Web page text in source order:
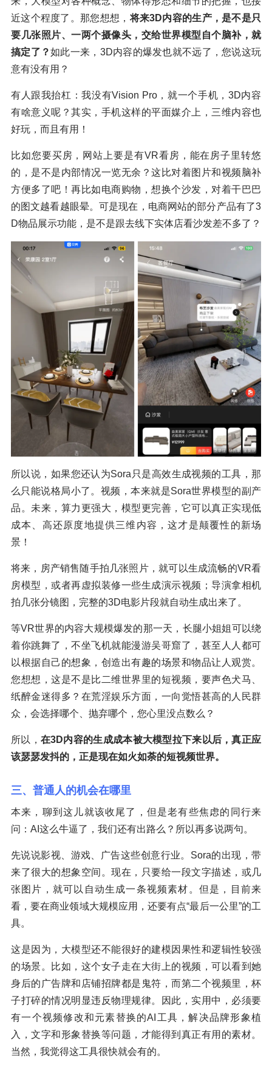
近这个程度了。那您想想，将来3D内容的生产，是不是只
要几张照片、一两个摄像头，交给世界模型自个脑补，就
搞定了？如此一来，3D内容的爆发也就不远了，您说这玩
意有没有用？
有人跟我抬杠：我没有Vision Pro，就一个手机，3D内容
有啥意义呢？其实，手机这样的平面媒介上，三维内容也
好玩，而且有用！
比如您要买房，网站上要是有VR看房，能在房子里转悠
的，是不是内部情况一览无余？这比对着图片和视频脑补
方便多了吧！再比如电商购物，想换个沙发，对着干巴巴
的图文越看越眼晕。可是现在，电商网站的部分产品有了3
D物品展示功能，是不是跟去线下实体店看沙发差不多了？
所以说，如果您还认为Sora只是高效生成视频的工具，那
么只能说格局小了。视频，本来就是Sora世界模型的副产
品。未来，算力更强大，模型更完善，它可以真正实现低
成本、高还原度地提供三维内容，这才是颠覆性的新场
景！
将来，房产销售随手拍几张照片，就可以生成流畅的VR看
房模型，或者再虚拟装修一些生成演示视频；导演拿相机
拍几张分镜图，完整的3D电影片段就自动生成出来了。
等VR世界的内容大规模爆发的那一天，长腿小姐姐可以绕
着你跳舞了，不坐飞机就能漫游吴哥窟了，甚至人人都可
以根据自己的想象，创造出有趣的场景和物品让人观赏。
您想想，这是不是比二维世界里的短视频，要声色犬马、
纸醉金迷得多？在荒淫娱乐方面，一向觉悟甚高的人民群
众，会选择哪个、抛弃哪个，您心里没点数么？
所以， 在3D内容的生成成本被大模型拉下来以后，真正应
该瑟瑟发抖的，正是现在如火如荼的短视频世界。
三、普通人的机会在哪里
本来，聊到这儿就该收尾了，但是老有些焦虑的同行来
问：AI这么牛逼了，我们还有出路么？所以再多说两句。
先说说影视、游戏、广告这些创意行业。Sora的出现，带
来了很大的想象空间。现在，只要给一段文字描述，或几
张图片，就可以自动生成一条视频素材。但是，目前来
看，要在商业领域大规模应用，还要有点“最后一公里”的工
具。
这是因为，大模型还不能很好的建模因果性和逻辑性较强
的场景。比如，这个女子走在大街上的视频，可以看到她
身后的广告牌和店铺招牌都是鬼符，而第二个视频里，杯
子打碎的情况明显违反物理规律。因此，实用中，必须要
有一个视频修改和元素替换的AI工具，解决品牌形象植
入，文字和形象替换等问题，才能得到真正有用的素材。
当然，我觉得这工具很快就会有的。